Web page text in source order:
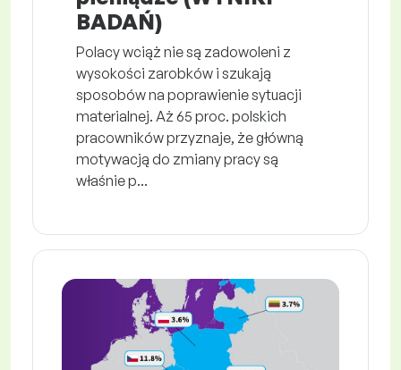
BADAŃ)
Polacy wciąż nie są zadowoleni z
wysokości zarobków i szukają
sposobów na poprawienie sytuacji
materialnej. Aż 65 proc. polskich
pracowników przyznaje, że główną
motywacją do zmiany pracy są
właśnie p...